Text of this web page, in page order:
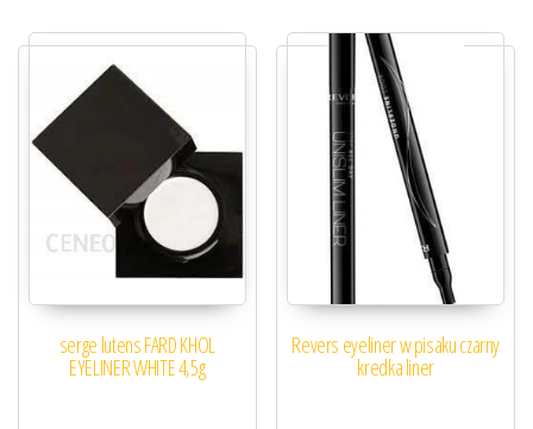
serge lutens FARD KHOL
EYELINER WHITE 4,5g
Revers eyeliner w pisaku czarny
kredka liner